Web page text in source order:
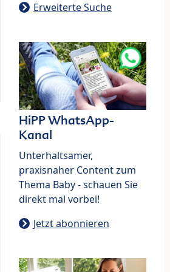
Erweiterte Suche
HiPP WhatsApp-
Kanal
Unterhaltsamer,
praxisnaher Content zum
Thema Baby - schauen Sie
direkt mal vorbei!
Jetzt abonnieren